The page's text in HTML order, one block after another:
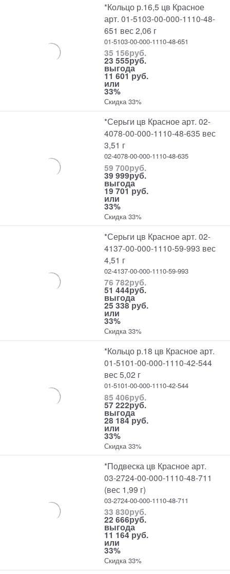
*Кольцо р.16,5 цв Красное
арт. 01-5103-00-000-1110-48-
651 вес 2,06 г
01-5103-00-000-1110-48-651
35 156руб.
23 555руб.
выгода
11 601 руб.
или
33%
Скидка 33%
*Серьги цв Красное арт. 02-
4078-00-000-1110-48-635 вес
3,51 г
02-4078-00-000-1110-48-635
59 700руб.
39 999руб.
выгода
19 701 руб.
или
33%
Скидка 33%
*Серьги цв Красное арт. 02-
4137-00-000-1110-59-993 вес
4,51 г
02-4137-00-000-1110-59-993
76 782руб.
51 444руб.
выгода
25 338 руб.
или
33%
Скидка 33%
*Кольцо р.18 цв Красное арт.
01-5101-00-000-1110-42-544
вес 5,02 г
01-5101-00-000-1110-42-544
85 406руб.
57 222руб.
выгода
28 184 руб.
или
33%
Скидка 33%
*Подвеска цв Красное арт.
03-2724-00-000-1110-48-711
(вес 1,99 г)
03-2724-00-000-1110-48-711
33 830руб.
22 666руб.
выгода
11 164 руб.
или
33%
Скидка 33%